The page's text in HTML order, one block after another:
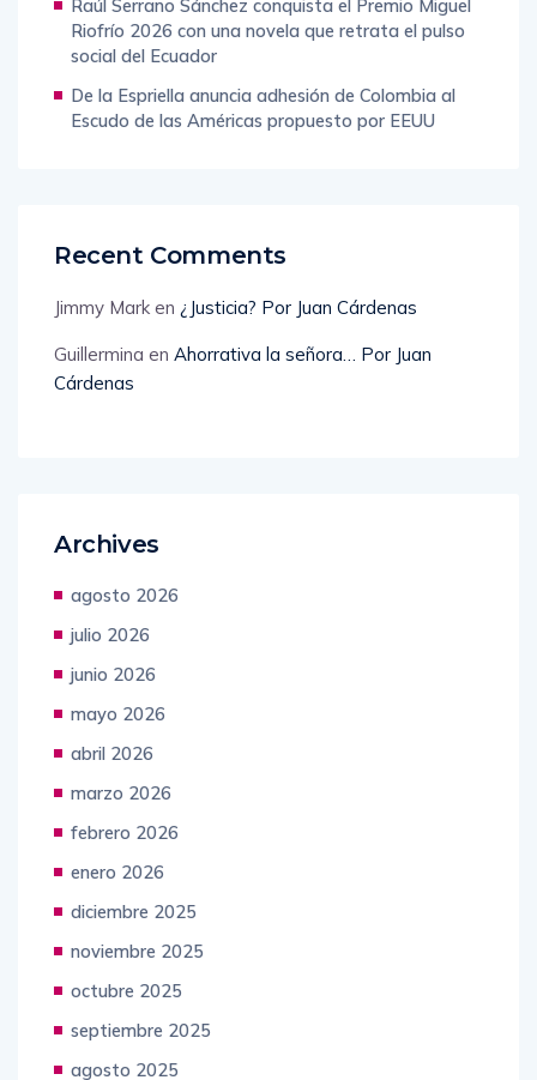
Raúl Serrano Sánchez conquista el Premio Miguel
Riofrío 2026 con una novela que retrata el pulso
social del Ecuador
De la Espriella anuncia adhesión de Colombia al
Escudo de las Américas propuesto por EEUU
Recent Comments
Jimmy Mark en ¿Justicia? Por Juan Cárdenas
Guillermina en Ahorrativa la señora… Por Juan
Cárdenas
Archives
agosto 2026
julio 2026
junio 2026
mayo 2026
abril 2026
marzo 2026
febrero 2026
enero 2026
diciembre 2025
noviembre 2025
octubre 2025
septiembre 2025
agosto 2025